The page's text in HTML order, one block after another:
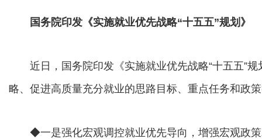
国务院印发《实施就业优先战略“十五五”规划》
近日，国务院印发《实施就业优先战略“十五五”规
略、促进高质量充分就业的思路目标、重点任务和政
◆一是强化宏观调控就业优先导向，增强宏观政策